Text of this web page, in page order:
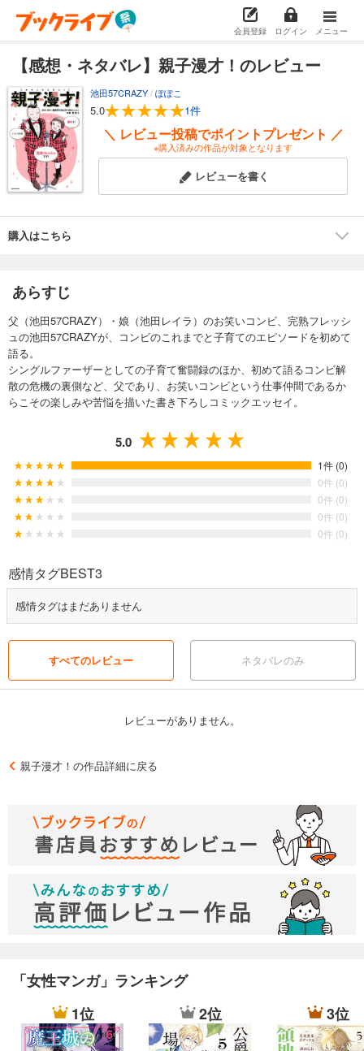
会員登録 ログイン メニュー
【感想・ネタバレ】親子漫才！のレビュー
池田57CRAZY/ぽぽこ
5.0 1件
＼ レビュー投稿でポイントプレゼント ／
※購入済みの作品が対象となります
レビューを書く
購入はこちら
あらすじ
父（池田57CRAZY）・娘（池田レイラ）のお笑いコンビ、完熟フレッシ
ュの池田57CRAZYが、コンビのこれまでと子育てのエピソードを初めて
語る。
シングルファーザーとしての子育て奮闘録のほか、初めて語るコンビ解
散の危機の裏側など、父であり、お笑いコンビという仕事仲間であるか
らこその楽しみや苦悩を描いた書き下ろしコミックエッセイ。
5.0
1件 (0)
0件 (0)
0件 (0)
0件 (0)
0件 (0)
感情タグBEST3
感情タグはまだありません
すべてのレビュー ネタバレのみ
レビューがありません。
親子漫才！の作品詳細に戻る
「女性マンガ」ランキング
1位
2位 3位